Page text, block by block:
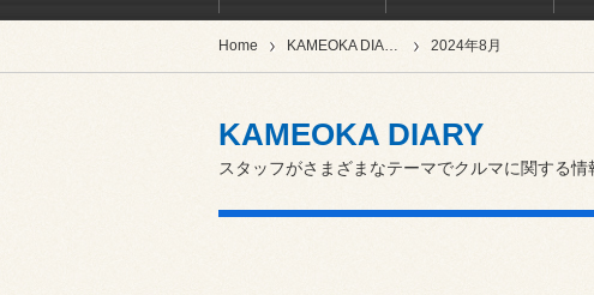
Home KAMEOKA DIARY 2024年8月
KAMEOKA DIARY
スタッフがさまざまなテーマでクルマに関する情